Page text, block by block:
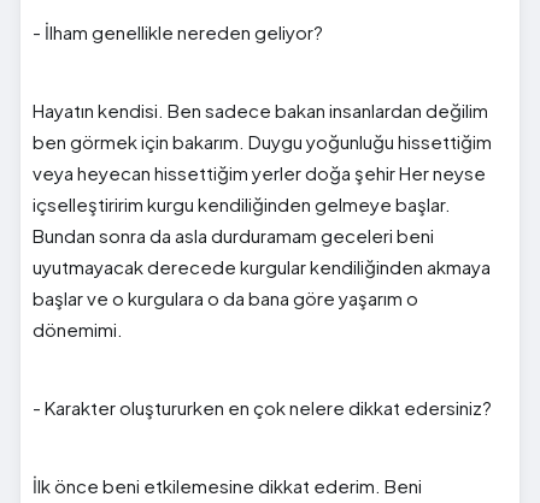
- İlham genellikle nereden geliyor?
Hayatın kendisi. Ben sadece bakan insanlardan değilim
ben görmek için bakarım. Duygu yoğunluğu hissettiğim
veya heyecan hissettiğim yerler doğa şehir Her neyse
içselleştiririm kurgu kendiliğinden gelmeye başlar.
Bundan sonra da asla durduramam geceleri beni
uyutmayacak derecede kurgular kendiliğinden akmaya
başlar ve o kurgulara o da bana göre yaşarım o
dönemimi.
- Karakter oluştururken en çok nelere dikkat edersiniz?
İlk önce beni etkilemesine dikkat ederim. Beni